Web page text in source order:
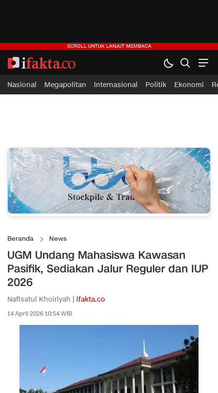
Nasional Megapolitan Internasional Politik Ekonomi
Beranda News
UGM Undang Mahasiswa Kawasan
Pasifik, Sediakan Jalur Reguler dan IUP
2026
Nafisatul Khoiriyah | ifakta.co
14 April 2026 10:54 WIB